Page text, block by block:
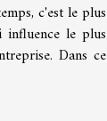
c'est le plus
le plus
Dans ce